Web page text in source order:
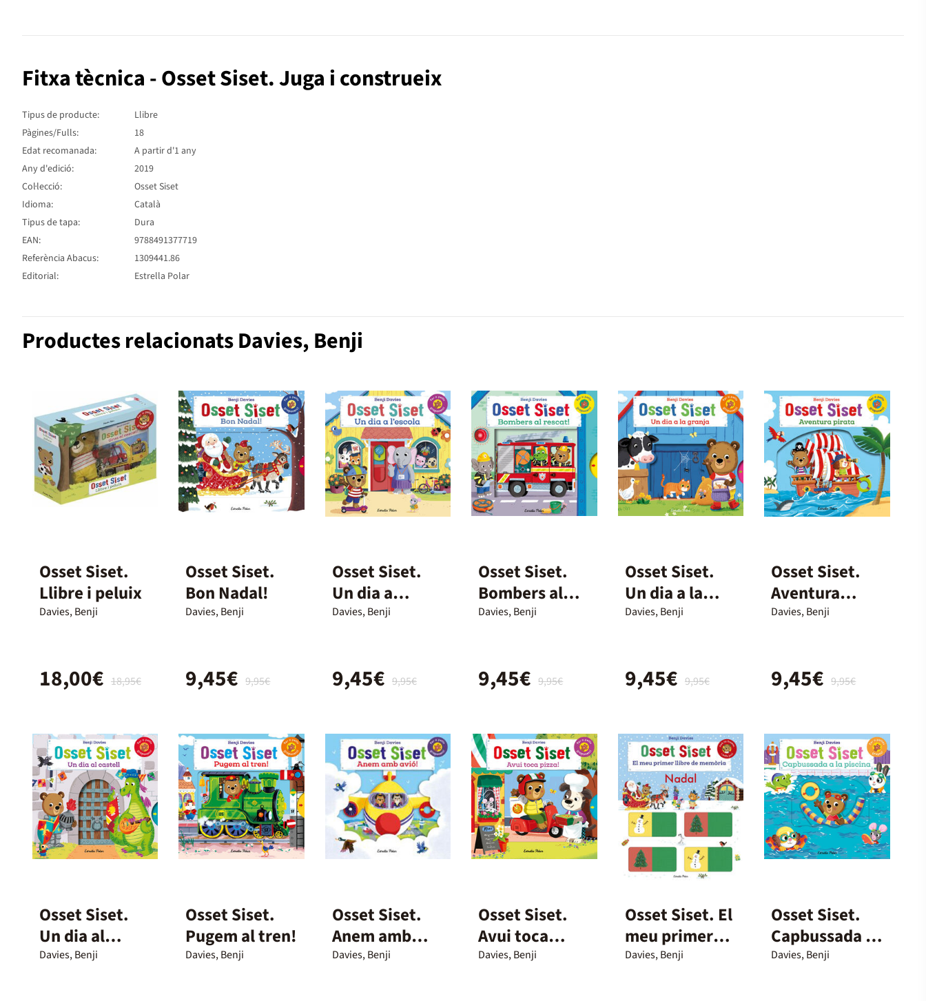
Fitxa tècnica - Osset Siset. Juga i construeix
Tipus de producte:
Llibre
Pàgines/Fulls:
18
Edat recomanada:
A partir d'1 any
Any d'edició:
2019
Col·lecció:
Osset Siset
Idioma:
Català
Tipus de tapa:
Dura
EAN:
9788491377719
Referència Abacus:
1309441.86
Editorial:
Estrella Polar
Productes relacionats Davies, Benji
Osset Siset.
Llibre i peluix
Davies, Benji
18,95€
18,00€
Osset Siset.
Bon Nadal!
Davies, Benji
9,95€
9,45€
Osset Siset.
Un dia a
l'escola
Davies, Benji
9,95€
9,45€
Osset Siset.
Bombers al
rescat!
Davies, Benji
9,95€
9,45€
Osset Siset.
Un dia a la
granja
Davies, Benji
9,95€
9,45€
Osset Siset.
Aventura
pirata
Davies, Benji
9,95€
9,45€
Osset Siset.
Un dia al
castell
Davies, Benji
Osset Siset.
Pugem al tren!
Davies, Benji
Osset Siset.
Anem amb
avió!
Davies, Benji
Osset Siset.
Avui toca
pizza!
Davies, Benji
Osset Siset. El
meu primer
llibre de
Davies, Benji
Osset Siset.
Capbussada a
la piscina
Davies, Benji